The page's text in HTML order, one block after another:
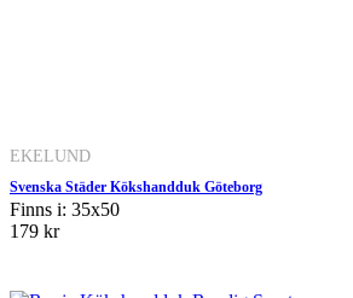
EKELUND
Svenska Städer Kökshandduk Göteborg
Finns i: 35x50
179 kr